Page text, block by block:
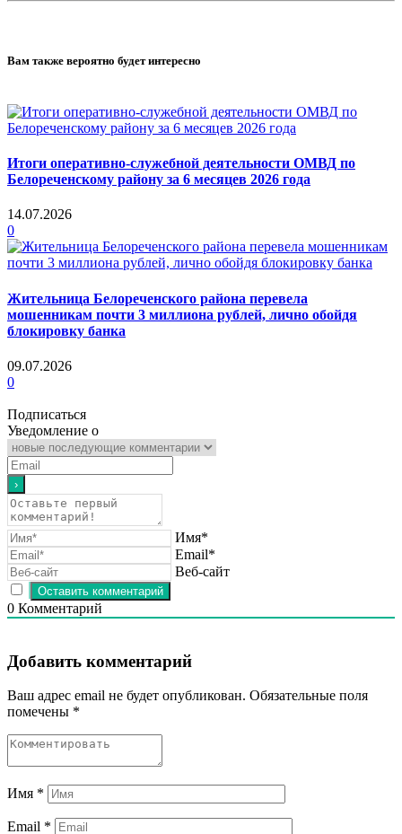
Вам также вероятно будет интересно
Итоги оперативно-служебной деятельности ОМВД по
Белореченскому району за 6 месяцев 2026 года
14.07.2026
0
Жительница Белореченского района перевела
мошенникам почти 3 миллиона рублей, лично обойдя
блокировку банка
09.07.2026
0
Подписаться
Уведомление о
Имя*
Email*
Веб-сайт
0 Комментарий
Добавить комментарий
Ваш адрес email не будет опубликован. Обязательные поля
помечены *
Имя *
Email *